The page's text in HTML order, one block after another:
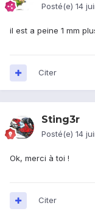
Posté(e) 14
il est a peine 1 mm
Citer
Sting3r
Posté(e) 14
Ok, merci à toi !
Citer